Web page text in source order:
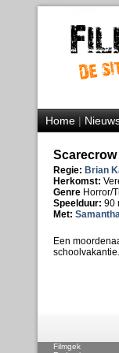
Home|
Scarecrow
Regie: Brian
Herkomst:
Genre Horror/
Speelduur: 90
Met:
Een
Filmgek